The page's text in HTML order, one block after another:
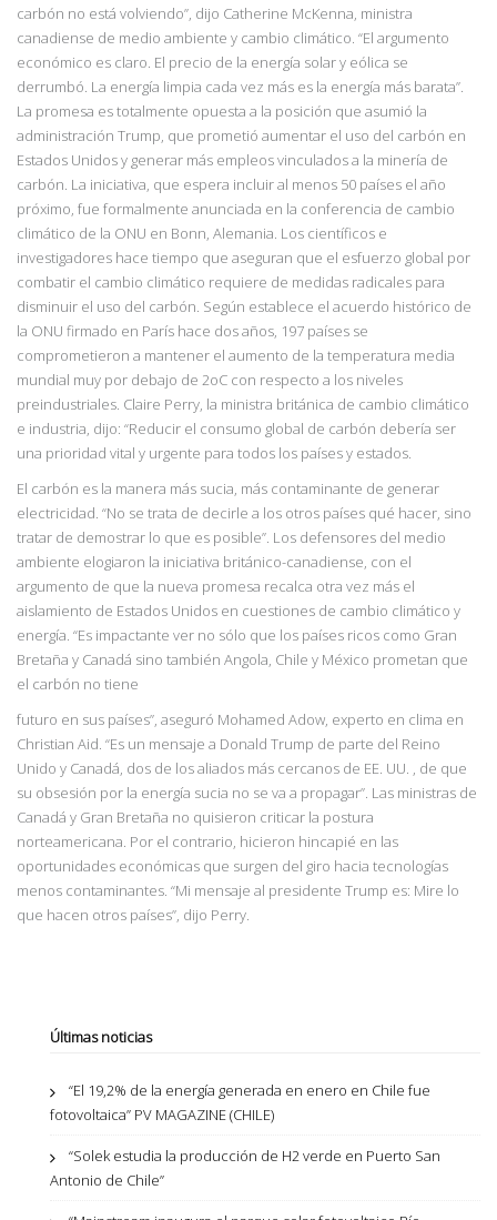
carbón no está volviendo”, dijo Catherine McKenna, ministra
canadiense de medio ambiente y cambio climático. “El argumento
económico es claro. El precio de la energía solar y eólica se
derrumbó. La energía limpia cada vez más es la energía más barata”.
La promesa es totalmente opuesta a la posición que asumió la
administración Trump, que prometió aumentar el uso del carbón en
Estados Unidos y generar más empleos vinculados a la minería de
carbón. La iniciativa, que espera incluir al menos 50 países el año
próximo, fue formalmente anunciada en la conferencia de cambio
climático de la ONU en Bonn, Alemania. Los científicos e
investigadores hace tiempo que aseguran que el esfuerzo global por
combatir el cambio climático requiere de medidas radicales para
disminuir el uso del carbón. Según establece el acuerdo histórico de
la ONU firmado en París hace dos años, 197 países se
comprometieron a mantener el aumento de la temperatura media
mundial muy por debajo de 2oC con respecto a los niveles
preindustriales. Claire Perry, la ministra británica de cambio climático
e industria, dijo: “Reducir el consumo global de carbón debería ser
una prioridad vital y urgente para todos los países y estados.
El carbón es la manera más sucia, más contaminante de generar
electricidad. “No se trata de decirle a los otros países qué hacer, sino
tratar de demostrar lo que es posible”. Los defensores del medio
ambiente elogiaron la iniciativa británico-canadiense, con el
argumento de que la nueva promesa recalca otra vez más el
aislamiento de Estados Unidos en cuestiones de cambio climático y
energía. “Es impactante ver no sólo que los países ricos como Gran
Bretaña y Canadá sino también Angola, Chile y México prometan que
el carbón no tiene
futuro en sus países”, aseguró Mohamed Adow, experto en clima en
Christian Aid. “Es un mensaje a Donald Trump de parte del Reino
Unido y Canadá, dos de los aliados más cercanos de EE. UU. , de que
su obsesión por la energía sucia no se va a propagar”. Las ministras de
Canadá y Gran Bretaña no quisieron criticar la postura
norteamericana. Por el contrario, hicieron hincapié en las
oportunidades económicas que surgen del giro hacia tecnologías
menos contaminantes. “Mi mensaje al presidente Trump es: Mire lo
que hacen otros países”, dijo Perry.
Últimas noticias
“El 19,2% de la energía generada en enero en Chile fue
fotovoltaica” PV MAGAZINE (CHILE)
“Solek estudia la producción de H2 verde en Puerto San
Antonio de Chile”